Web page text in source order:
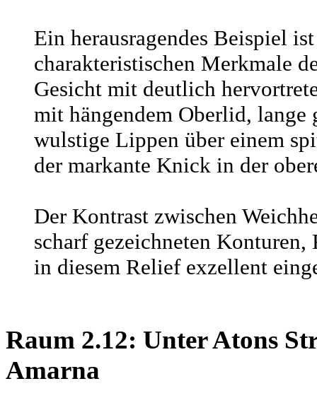
Ein herausragendes Beispiel
charakteristischen Merkmale
Gesicht mit deutlich
mit hängendem Oberlid, lange
wulstige Lippen über einem
der markante Knick in der
Der Kontrast zwischen
scharf gezeichneten
in diesem Relief exzellent
Raum 2.12: Unter Atons
Amarna